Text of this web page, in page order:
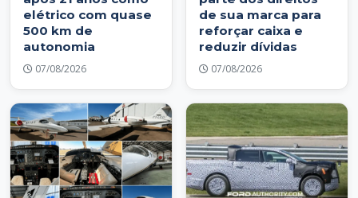
elétrico com quase
500 km de
autonomia
07/08/2026
de sua marca para
reforçar caixa e
reduzir dívidas
07/08/2026